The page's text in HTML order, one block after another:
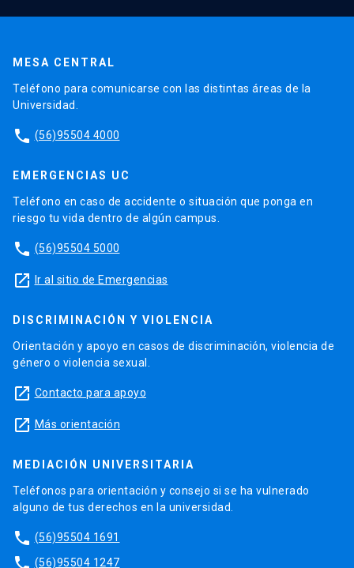
MESA CENTRAL
Teléfono para comunicarse con las distintas áreas de la
Universidad.
phone (56)95504 4000
EMERGENCIAS UC
Teléfono en caso de accidente o situación que ponga en
riesgo tu vida dentro de algún campus.
phone (56)95504 5000
launch Ir al sitio de Emergencias
DISCRIMINACIÓN Y VIOLENCIA
Orientación y apoyo en casos de discriminación, violencia de
género o violencia sexual.
launch Contacto para apoyo
launch Más orientación
MEDIACIÓN UNIVERSITARIA
Teléfonos para orientación y consejo si se ha vulnerado
alguno de tus derechos en la universidad.
phone (56)95504 1691
phone (56)95504 1247